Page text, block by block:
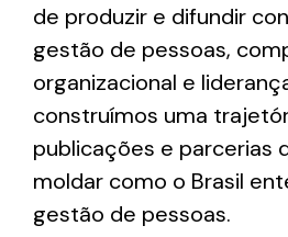
de produzir e difundir
gestão de pessoas,
organizacional e
construímos uma
publicações e parcerias
moldar como o Brasil
gestão de pessoas.